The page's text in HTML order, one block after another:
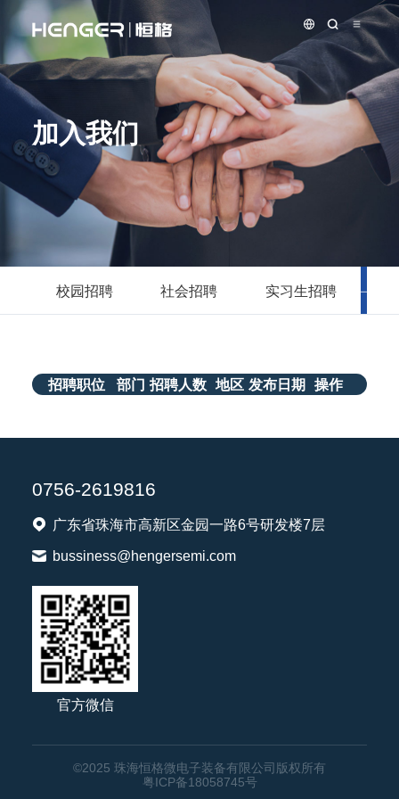
加入我们
校园招聘 社会招聘 实习生招聘
招聘职位 部门 招聘人数 地区 发布日期 操作
0756-2619816
广东省珠海市高新区金园一路6号研发楼7层
bussiness@hengersemi.com
官方微信
©2025 珠海恒格微电子装备有限公司版权所有
粤ICP备18058745号